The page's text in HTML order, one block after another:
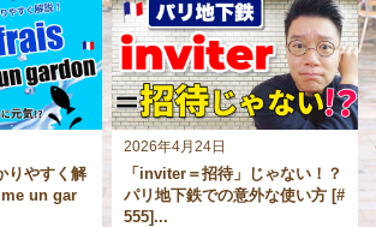
りやすく解
un gar
2026年4月24日
「inviter＝招待」じゃない！？
パリ地下鉄での意外な使い方 [#
555]...